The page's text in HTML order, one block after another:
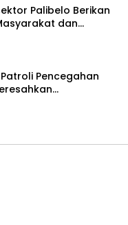
Palibelo Berikan
dan
Premanisme
Pencegahan